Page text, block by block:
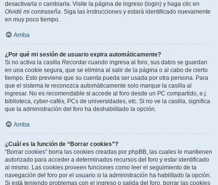
desactivarla o cambiarla. Visite la página de ingreso (login) y haga clic en
Olvidé mi contraseña. Siga las instrucciones y estará identificado nuevamente
en muy poco tiempo.
Arriba
¿Por qué mi sesión de usuario expira automáticamente?
Si no activa la casilla Recordarcuando ingresa al foro, sus datos se guardan
en una cookie segura, que se elimina al salir de la página o al cabo de cierto
tiempo. Esto previene que su cuenta pueda ser usada por otra persona. Para
que el sistema le reconozca automáticamente solo marque la casilla al
ingresar. No es recomendable si accede al foro desde un PC compartido, e.j.
biblioteca, cyber-cafés, PCs de universidades, etc. Si no ve la casilla, significa
que la administración del foro ha deshabilitado la opción.
Arriba
¿Cuál es la función de “Borrar cookies”?
“Borrar cookies” borra las cookies creadas por phpBB, las cuales le mantienen
autorizado para acceder a determinados recursos del foro y estar identificado
al mismo. Las cookies proveen funciones como leer el seguimiento de la
navegación del foro por el usuario si la administración ha habilitado la opción.
Si está teniendo problemas con el ingreso o salida del foro, borrar las cookies